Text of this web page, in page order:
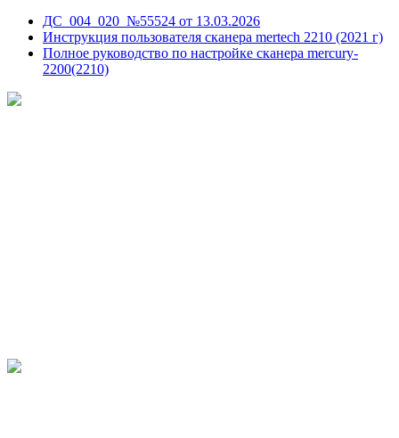
ДС_004_020_№55524 от 13.03.2026
Инструкция пользователя сканера mertech 2210 (2021 г)
Полное руководство по настройке сканера mercury-
2200(2210)